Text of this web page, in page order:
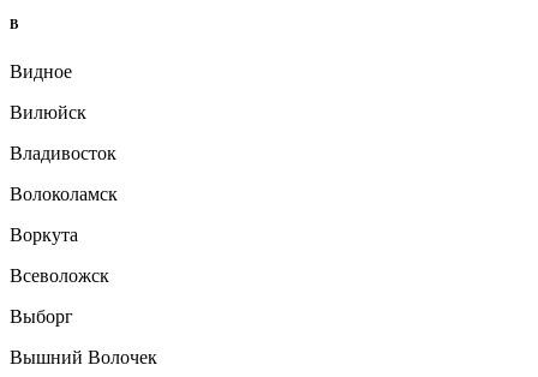
В
Видное
Вилюйск
Владивосток
Волоколамск
Воркута
Всеволожск
Выборг
Вышний Волочек